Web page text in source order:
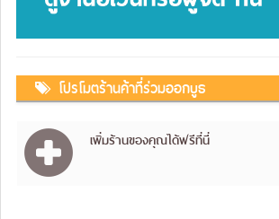
โปรโมตร้านค้าที่ร่วมออกบูธ
เพิ่มร้านของคุณได้ฟรีที่นี่